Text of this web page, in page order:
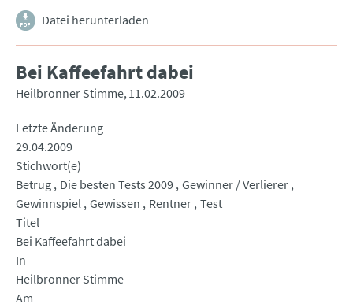
Datei herunterladen
Bei Kaffeefahrt dabei
Heilbronner Stimme 11.02.2009
Letzte Änderung
29.04.2009
Stichwort(e)
Betrug Die besten Tests 2009 Gewinner / Verlierer
Gewinnspiel Gewissen Rentner Test
Titel
Bei Kaffeefahrt dabei
In
Heilbronner Stimme
Am